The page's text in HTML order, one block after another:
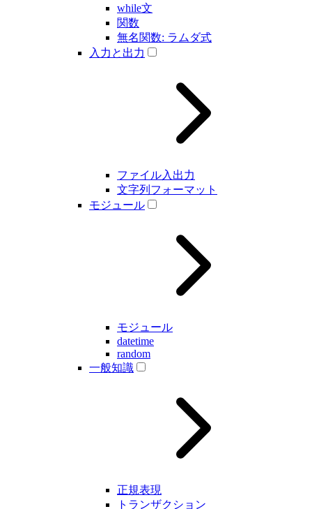
while文
関数
無名関数: ラムダ式
入力と出力
ファイル入出力
文字列フォーマット
モジュール
モジュール
datetime
random
一般知識
正規表現
トランザクション